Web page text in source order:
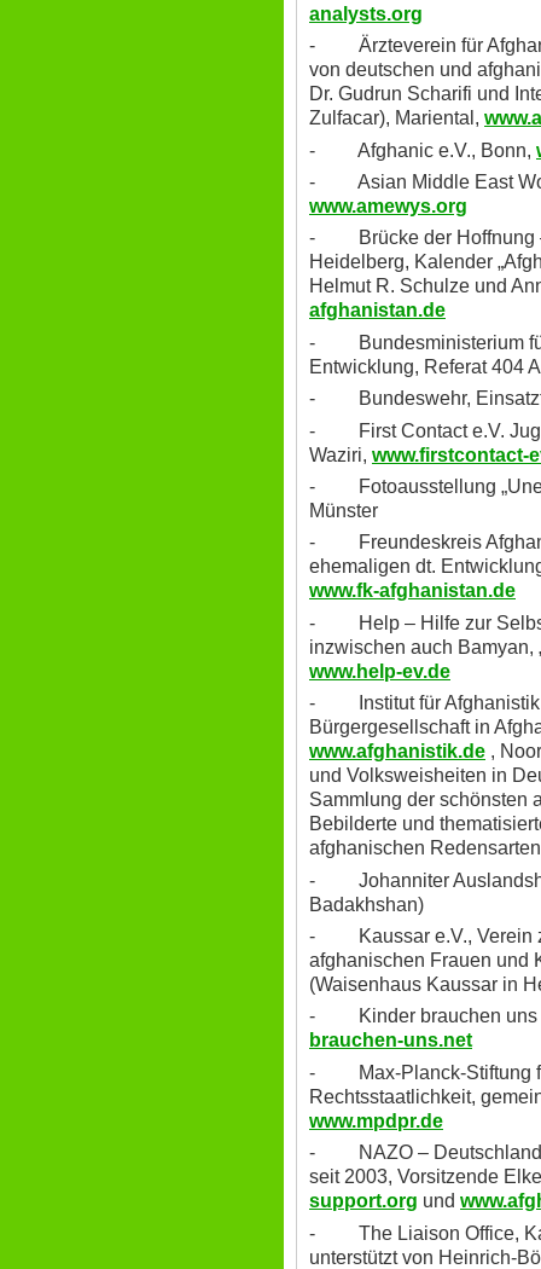
analysts.org
- Ärzteverein für
von deutschen und
Dr. Gudrun Scharifi und
Zulfacar), Mariental,
- Afghanic e.V., Bonn,
- Asian Middle East
www.amewys.org
- Brücke der Hoffnung –
Heidelberg, Kalender
Helmut R. Schulze und
afghanistan.de
- Bundesministerium für
Entwicklung, Referat 404
- Bundeswehr,
- First Contact e.V.
Waziri, www.firstcontact-
- Fotoausstellung
Münster
- Freundeskreis
ehemaligen dt.
www.fk-afghanistan.de
- Help – Hilfe zur
inzwischen auch Bamyan,
www.help-ev.de
- Institut für Afghanistik
Bürgergesellschaft in
www.afghanistik.de ,
und Volksweisheiten in
Sammlung der schönsten
Bebilderte und
afghanischen
- Johanniter
Badakhshan)
- Kaussar e.V., Verein
afghanischen Frauen und
(Waisenhaus Kaussar in
- Kinder brauchen uns
brauchen-uns.net
- Max-Planck-Stiftung
Rechtsstaatlichkeit,
www.mpdpr.de
- NAZO – Deutschland
seit 2003, Vorsitzende
support.org und
- The Liaison Office,
unterstützt von Heinrich-